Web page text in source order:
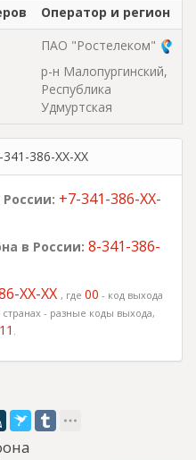
Оператор и регион
ПАО "Ростелеком"
р-н Малопургинский,
Республика
Удмуртская
386-XX-XX
+7-341-386-XX-
в России: 8-341-386-
XX-XX , где 00 - код выхода
- разные коды выхода,
.